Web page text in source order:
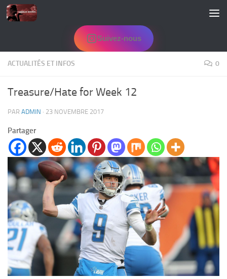
Skip to content
Suivez-nous
ACTUALITÉS ET INFOS 0
Treasure/Hate for Week 12
PAR ADMIN · 23 NOVEMBRE 2017
Partager